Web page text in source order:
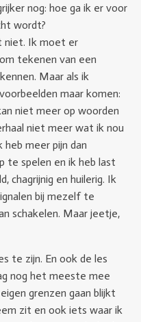
nog: hoe ga ik er voor
wordt?
niet. Ik moet er
tekenen van een
Maar als ik
maar komen:
niet meer op woorden
niet meer wat ik nou
meer pijn dan
te spelen en ik heb last
chagrijnig en huilerig. Ik
bij mezelf te
schakelen. Maar jeetje,
te zijn. En ook de les
nog het meeste mee
grenzen gaan blijkt
zit en ook iets waar ik